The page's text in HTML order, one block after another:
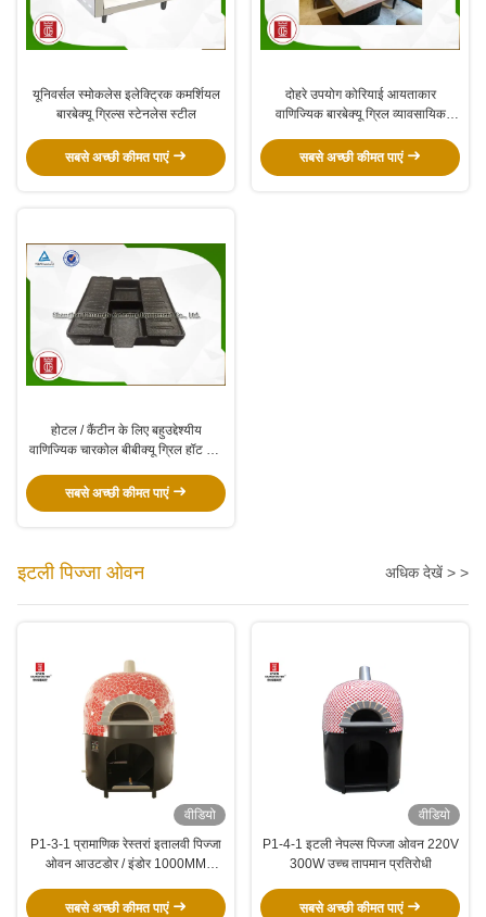
यूनिवर्सल स्मोकलेस इलेक्ट्रिक कमर्शियल
बारबेक्यू ग्रिल्स स्टेनलेस स्टील
सबसे अच्छी कीमत पाएं
दोहरे उपयोग कोरियाई आयताकार
वाणिज्यिक बारबेक्यू ग्रिल व्यावसायिक
सबसे अच्छी कीमत पाएं
होटल / कैंटीन के लिए बहुउद्देश्यीय
वाणिज्यिक चारकोल बीबीक्यू ग्रिल हॉट पॉट
सबसे अच्छी कीमत पाएं
इटली पिज्जा ओवन अधिक देखें > >
वीडियो
P1-3-1 प्रामाणिक रेस्तरां इतालवी पिज्जा
ओवन आउटडोर / इंडोर 1000MM
सबसे अच्छी कीमत पाएं
वीडियो
P1-4-1 इटली नेपल्स पिज्जा ओवन 220V
300W उच्च तापमान प्रतिरोधी
सबसे अच्छी कीमत पाएं